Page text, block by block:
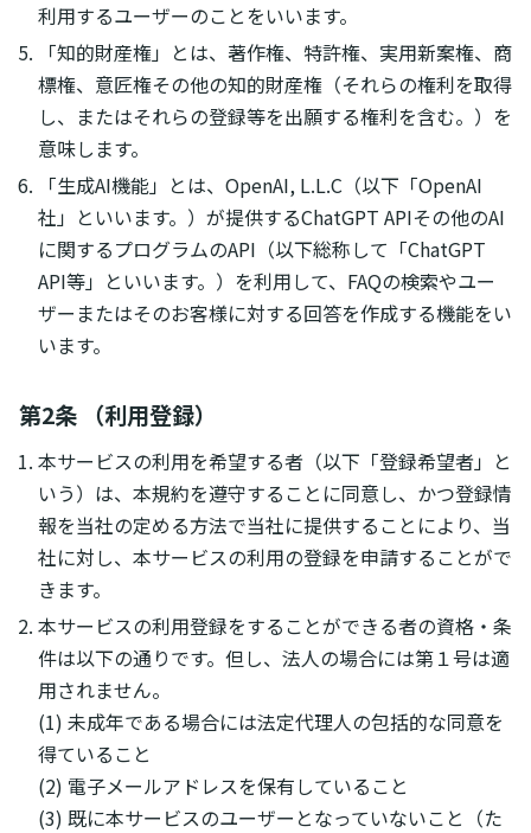
利用するユーザーのことをいいます。
「知的財産権」とは、著作権、特許権、実用新案権、商
標権、意匠権その他の知的財産権（それらの権利を取得
し、またはそれらの登録等を出願する権利を含む。）を
意味します。
「生成AI機能」とは、OpenAI, L.L.C（以下「OpenAI
社」といいます。）が提供するChatGPT APIその他のAI
に関するプログラムのAPI（以下総称して「ChatGPT
API等」といいます。）を利用して、FAQの検索やユー
ザーまたはそのお客様に対する回答を作成する機能をい
います。
第2条 （利用登録）
本サービスの利用を希望する者（以下「登録希望者」と
いう）は、本規約を遵守することに同意し、かつ登録情
報を当社の定める方法で当社に提供することにより、当
社に対し、本サービスの利用の登録を申請することがで
きます。
本サービスの利用登録をすることができる者の資格・条
件は以下の通りです。但し、法人の場合には第１号は適
用されません。
(1) 未成年である場合には法定代理人の包括的な同意を
得ていること
(2) 電子メールアドレスを保有していること
(3) 既に本サービスのユーザーとなっていないこと（た